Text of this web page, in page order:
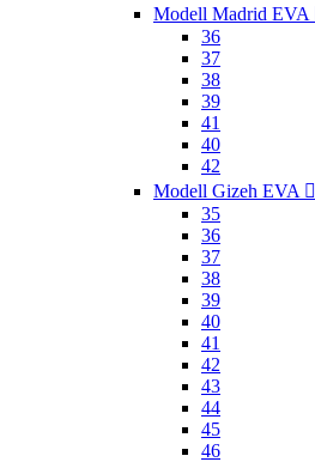
Modell Madrid EVA
36
37
38
39
41
40
42
Modell Gizeh EVA 
35
36
37
38
39
40
41
42
43
44
45
46